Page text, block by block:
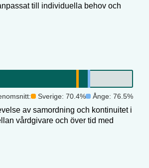
till individuella behov och
Sverige: 70.4% Ånge: 76.5%
av samordning och kontinuitet i
vårdgivare och över tid med